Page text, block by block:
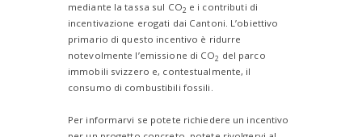
mediante la tassa sul CO2 e i contributi di
incentivazione erogati dai Cantoni. L’obiettivo
primario di questo incentivo è ridurre
notevolmente l’emissione di CO2 del parco
immobili svizzero e, contestualmente, il
consumo di combustibili fossili.
Per informarvi se potete richiedere un incentivo